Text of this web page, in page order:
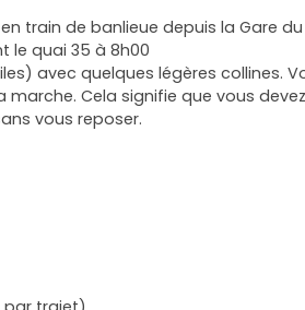
train de banlieue depuis la Gare du
le quai 35 à 8h00
avec quelques légères collines.
Cela signifie que vous
vous reposer.